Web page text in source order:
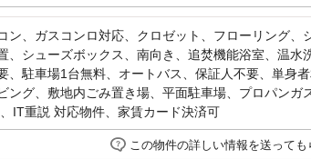
ン、ガスコンロ対応、クロゼット、フローリング、
、シューズボックス、南向き、追焚機能浴室、温
、駐車場1台無料、オートバス、保証人不要、単身
ング、敷地内ごみ置き場、平面駐車場、プロパン
IT重説 対応物件、家賃カード決済可
この物件の詳しい情報を送っても